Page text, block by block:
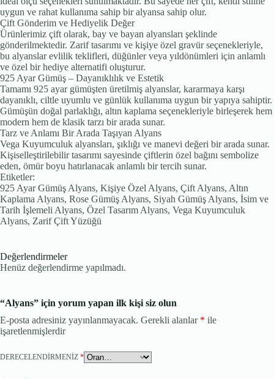
uygun ve rahat kullanıma sahip bir alyansa sahip olur.
Çift Gönderim ve Hediyelik Değer
Ürünlerimiz çift olarak, bay ve bayan alyansları şeklinde
gönderilmektedir. Zarif tasarımı ve kişiye özel gravür seçenekleriyle,
bu alyanslar evlilik teklifleri, düğünler veya yıldönümleri için anlamlı
ve özel bir hediye alternatifi oluşturur.
925 Ayar Gümüş – Dayanıklılık ve Estetik
Tamamı 925 ayar gümüşten üretilmiş alyanslar, kararmaya karşı
dayanıklı, ciltle uyumlu ve günlük kullanıma uygun bir yapıya sahiptir.
Gümüşün doğal parlaklığı, altın kaplama seçenekleriyle birleşerek hem
modern hem de klasik tarzı bir arada sunar.
Tarz ve Anlamı Bir Arada Taşıyan Alyans
Vega Kuyumculuk alyansları, şıklığı ve manevi değeri bir arada sunar.
Kişiselleştirilebilir tasarımı sayesinde çiftlerin özel bağını sembolize
eden, ömür boyu hatırlanacak anlamlı bir tercih sunar.
Etiketler:
925 Ayar Gümüş Alyans, Kişiye Özel Alyans, Çift Alyans, Altın
Kaplama Alyans, Rose Gümüş Alyans, Siyah Gümüş Alyans, İsim ve
Tarih İşlemeli Alyans, Özel Tasarım Alyans, Vega Kuyumculuk
Alyans, Zarif Çift Yüzüğü
Değerlendirmeler
Henüz değerlendirme yapılmadı.
“Alyans” için yorum yapan ilk kişi siz olun
E-posta adresiniz yayınlanmayacak. Gerekli alanlar * ile
işaretlenmişlerdir
DERECELENDIRMENIZ *